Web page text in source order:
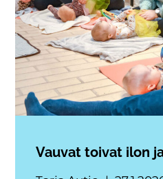
Vauvat toivat ilon